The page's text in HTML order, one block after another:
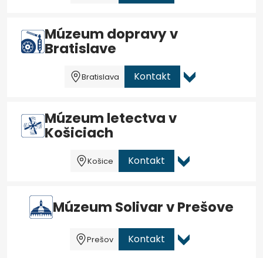
Múzeum dopravy v
Bratislave
Bratislava Kontakt
Múzeum letectva v
Košiciach
Košice Kontakt
Múzeum Solivar v Prešove
Prešov Kontakt